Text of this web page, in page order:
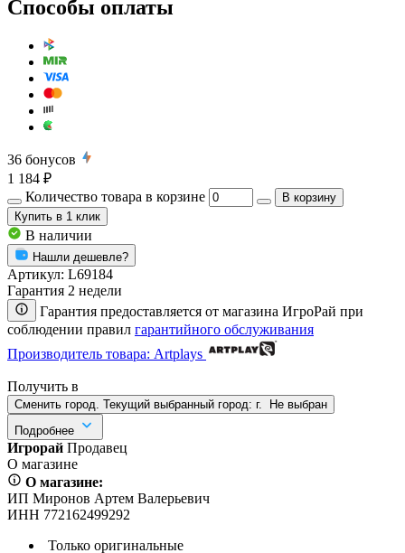
Способы оплаты
36 бонусов
1 184 ₽
Количество товара в корзине
В корзину
Купить в 1 клик
В наличии
Нашли дешевле?
Артикул: L69184
Гарантия 2 недели
Гарантия предоставляется от магазина ИгроРай при
соблюдении правил гарантийного обслуживания
Производитель товара: Artplays
Получить в
Сменить город. Текущий выбранный город: г.
Не выбран
Подробнее
Игрорай Продавец
О магазине
О магазине:
ИП Миронов Артем Валерьевич
ИНН 772162499292
Только оригинальные